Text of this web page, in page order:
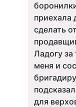
приехала
сделать
Ладогу
меня и
для